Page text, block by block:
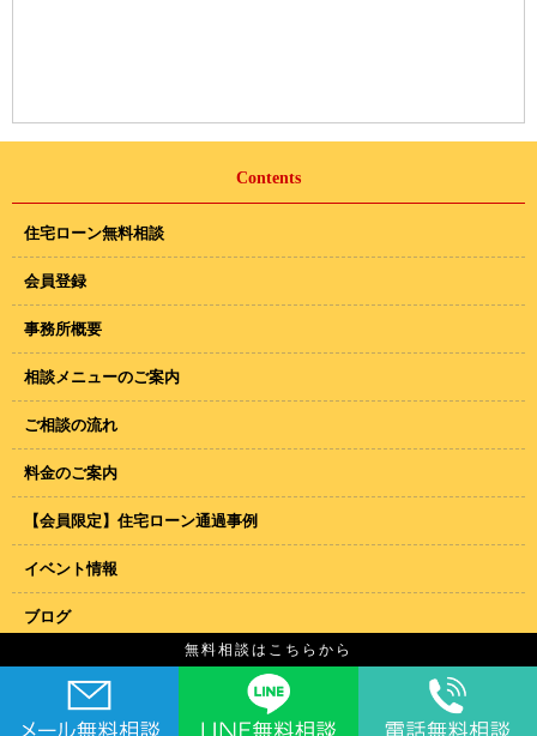
Contents
住宅ローン無料相談
会員登録
事務所概要
相談メニューのご案内
ご相談の流れ
料金のご案内
【会員限定】住宅ローン通過事例
イベント情報
ブログ
神奈川住宅ローン相談窓口
無料相談はこちらから